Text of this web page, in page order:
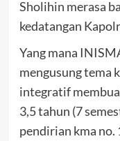
Sholihin merasa
kedatangan
Yang mana
mengusung tema
integratif
3,5 tahun (7
pendirian kma no.